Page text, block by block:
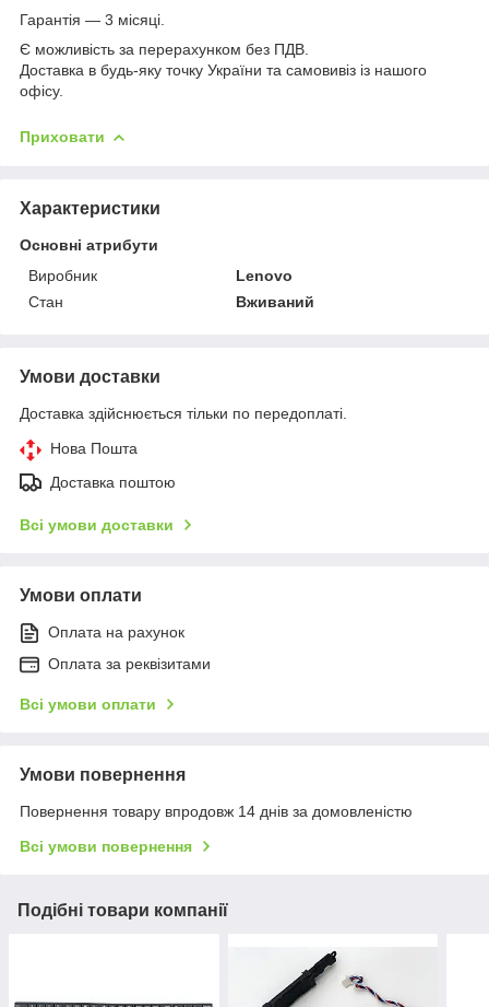
Гарантія — 3 місяці.
Є можливість за перерахунком без ПДВ.
Доставка в будь-яку точку України та самовивіз із нашого
офісу.
Приховати
Характеристики
Основні атрибути
Виробник
Lenovo
Стан
Вживаний
Умови доставки
Доставка здійснюється тільки по передоплаті.
Нова Пошта
Доставка поштою
Всі умови доставки
Умови оплати
Оплата на рахунок
Оплата за реквізитами
Всі умови оплати
Умови повернення
Повернення товару впродовж 14 днів за домовленістю
Всі умови повернення
Подібні товари компанії